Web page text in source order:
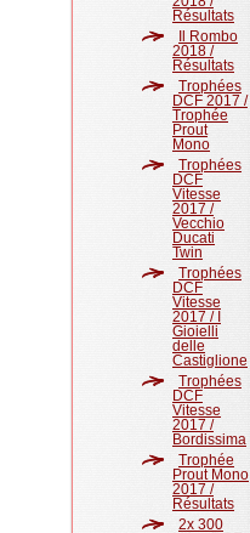
Résultats
Il Rombo
2018 /
Résultats
Trophées
DCF 2017 /
Trophée
Prout
Mono
Trophées
DCF
Vitesse
2017 /
Vecchio
Ducati
Twin
Trophées
DCF
Vitesse
2017 / I
Gioielli
delle
Castiglione
Trophées
DCF
Vitesse
2017 /
Bordissima
Trophée
Prout Mono
2017 /
Résultats
2x 300